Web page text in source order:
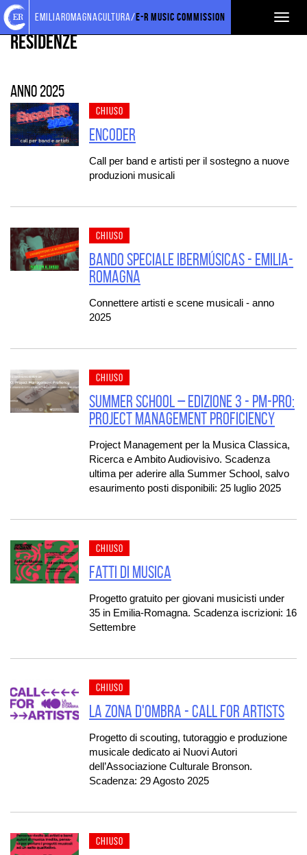
Torna
alla
home
page
Cerca
nel
sito
Salta
ai
contenuti
Salta
al
menu
principale
emiliaromagnacultura/E-R Music Commission
PROGETTI SOSTENUTI
Residenze
Anno 2025
CHIUSO
ENCODER
Call per band e artisti per il sostegno a nuove
produzioni musicali
CHIUSO
Bando speciale Ibermúsicas - Emilia-
Romagna
Connettere artisti e scene musicali - anno
2025
CHIUSO
Summer School – Edizione 3 - PM-PRO:
Project Management Proficiency
Project Management per la Musica Classica,
Ricerca e Ambito Audiovisivo. Scadenza
ultima per aderire alla Summer School, salvo
esaurimento posti disponibili: 25 luglio 2025
CHIUSO
Fatti di Musica
Progetto gratuito per giovani musicisti under
35 in Emilia-Romagna. Scadenza iscrizioni: 16
Settembre
CHIUSO
LA ZONA D'OMBRA - CALL FOR ARTISTS
Progetto di scouting, tutoraggio e produzione
musicale dedicato ai Nuovi Autori
dell’Associazione Culturale Bronson.
Scadenza: 29 Agosto 2025
CHIUSO